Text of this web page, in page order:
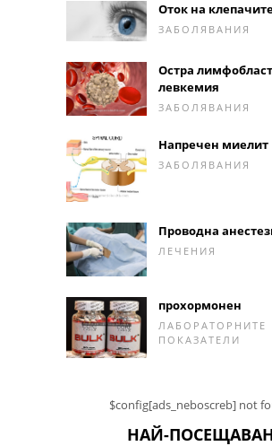
Оток на
ЗАБОЛЯВАНИЯ
Остра
левкемия
ЗАБОЛЯВАНИЯ
Напречен миелит
ЗАБОЛЯВАНИЯ
Проводна
ЛЕЧЕНИЯ
прохормонен
ЛАБОРАТОРНИТЕ
ПОКАЗАТЕЛИ
$config[ads_neboscreb] not
НАЙ-